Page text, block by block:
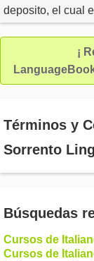
deposito, el cual
¡
Términos y
Sorrento
Búsquedas
Cursos de
Cursos de